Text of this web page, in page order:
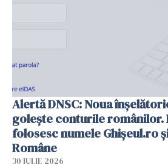
Alertă DNSC: Noua
golește conturile
folosesc numele Ghișeul.ro
Române
30 IULIE 2026